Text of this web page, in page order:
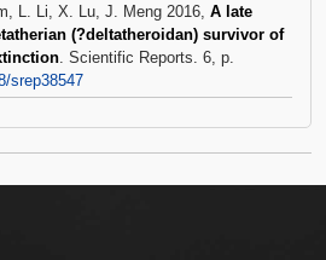
L. Li, X. Lu, J. Meng 2016, A late
(?deltatheroidan) survivor of
. Scientific Reports. 6, p.
srep38547